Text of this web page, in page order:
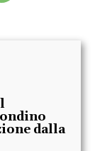
dalla